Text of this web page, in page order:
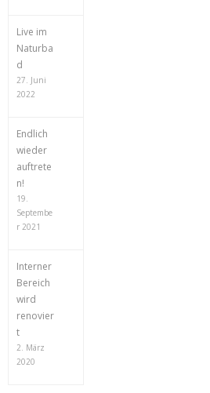
Live im
Naturba
d
27. Juni
2022
Endlich
wieder
auftrete
n!
19.
Septembe
r 2021
Interner
Bereich
wird
renovier
t
2. März
2020